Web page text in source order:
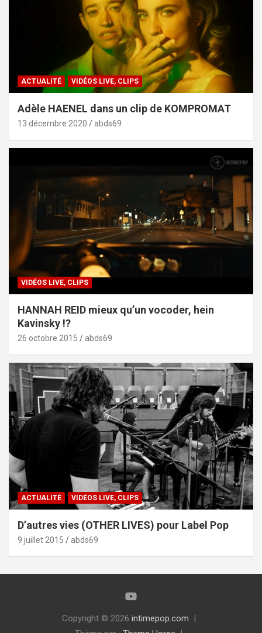
ACTUALITÉ VIDÉOS LIVE, CLIPS
Adèle HAENEL dans un clip de KOMPROMAT
13 décembre 2020 abds69
VIDÉOS LIVE, CLIPS
HANNAH REID mieux qu’un vocoder, hein
Kavinsky !?
26 octobre 2015 abds69
ACTUALITÉ VIDÉOS LIVE, CLIPS
D’autres vies (OTHER LIVES) pour Label Pop
9 juillet 2015 abds69
Copyright © 2026 intimepop.com